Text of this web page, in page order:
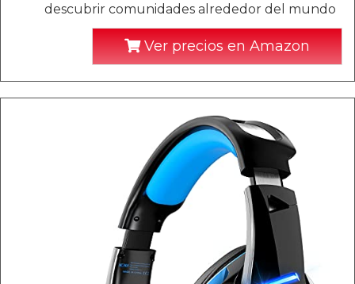
descubrir comunidades alrededor del mundo
Ver precios en Amazon